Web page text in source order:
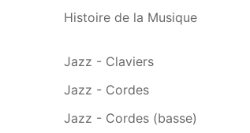
Histoire de la Musique
Jazz - Claviers
Jazz - Cordes
Jazz - Cordes (basse)